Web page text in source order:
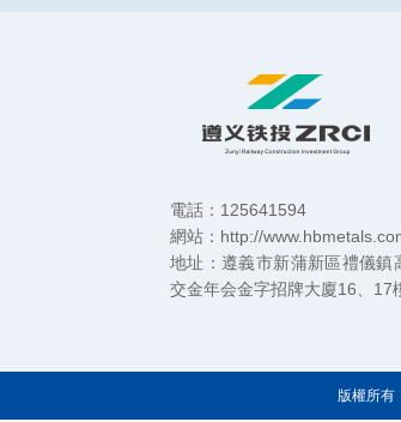
電話：125641594
網站：http://
地址：遵義市新蒲新區禮儀鎮
交金年会金字招牌大廈16、17
版權所有